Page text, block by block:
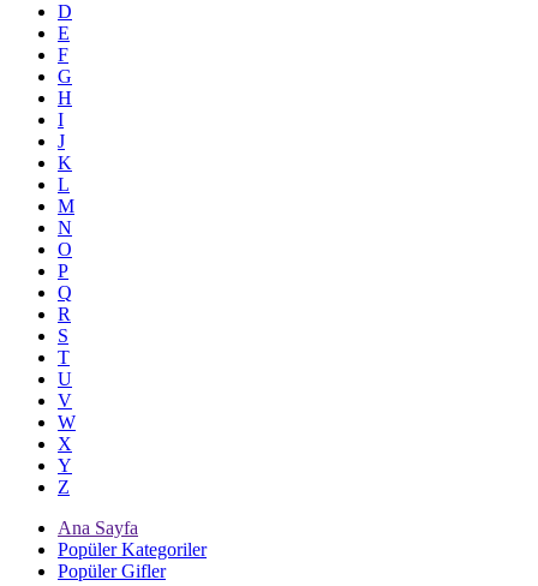
D
E
F
G
H
I
J
K
L
M
N
O
P
Q
R
S
T
U
V
W
X
Y
Z
Ana Sayfa
Popüler Kategoriler
Popüler Gifler